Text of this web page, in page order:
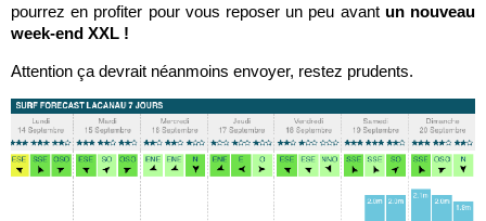
pourrez en profiter pour vous reposer un peu avant un nouveau
week-end XXL !
Attention ça devrait néanmoins envoyer, restez prudents.